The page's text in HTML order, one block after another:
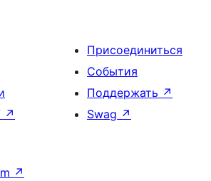
↗
Присоединиться
События
Поддержать ↗
Swag ↗
↗